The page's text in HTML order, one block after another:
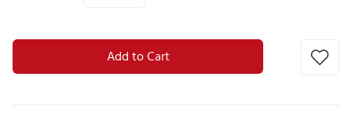
Add to Cart